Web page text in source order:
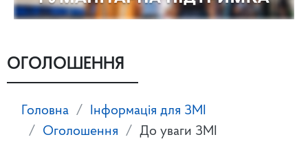
ОГОЛОШЕННЯ
Головна
Інформація для ЗМІ
Оголошення
До уваги ЗМІ